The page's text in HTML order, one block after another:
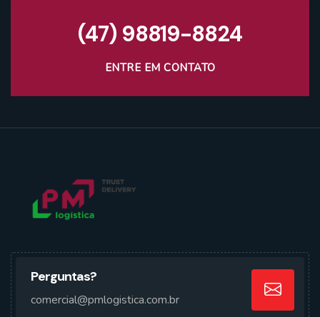
(47) 98819-8824
ENTRE EM CONTATO
Perguntas?
comercial@pmlogistica.com.br